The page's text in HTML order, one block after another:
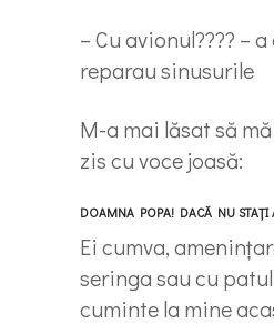
– Cu avionul???? –
reparau sinusurile
M-a mai lăsat să
zis cu voce joasă:
DOAMNA POPA! DACĂ NU STAȚI
Ei cumva,
seringa sau cu
cuminte la mine